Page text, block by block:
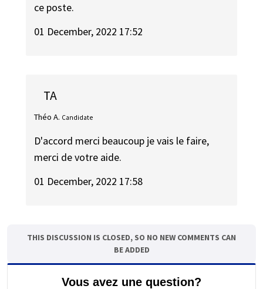
ce poste.
01 December, 2022 17:52
TA
Théo A. Candidate
D'accord merci beaucoup je vais le faire,
merci de votre aide.
01 December, 2022 17:58
THIS DISCUSSION IS CLOSED, SO NO NEW COMMENTS CAN
BE ADDED
Vous avez une question?